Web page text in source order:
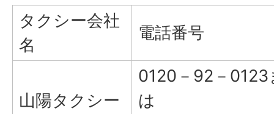
タクシー会社
名
電話番号
山陽タクシー
0120－92－0123
は